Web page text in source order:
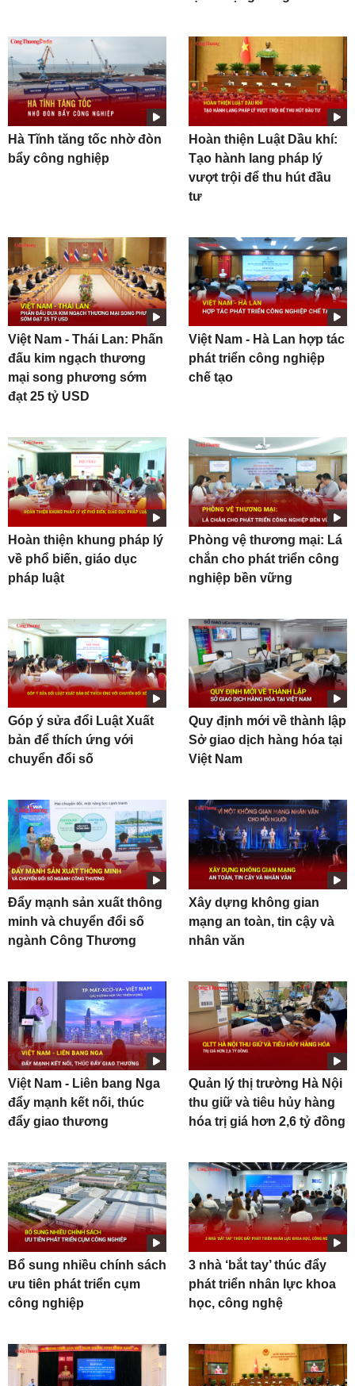
Hà Tĩnh tăng tốc nhờ đòn
bẩy công nghiệp
Hoàn thiện Luật Dầu khí:
Tạo hành lang pháp lý
vượt trội để thu hút đầu
tư
Việt Nam - Thái Lan: Phấn
đấu kim ngạch thương
mại song phương sớm
đạt 25 tỷ USD
Việt Nam - Hà Lan hợp tác
phát triển công nghiệp
chế tạo
Hoàn thiện khung pháp lý
về phổ biến, giáo dục
pháp luật
Phòng vệ thương mại: Lá
chắn cho phát triển công
nghiệp bền vững
Góp ý sửa đổi Luật Xuất
bản để thích ứng với
chuyển đổi số
Quy định mới về thành lập
Sở giao dịch hàng hóa tại
Việt Nam
Đẩy mạnh sản xuất thông
minh và chuyển đổi số
ngành Công Thương
Xây dựng không gian
mạng an toàn, tin cậy và
nhân văn
Việt Nam - Liên bang Nga
đẩy mạnh kết nối, thúc
đẩy giao thương
Quản lý thị trường Hà Nội
thu giữ và tiêu hủy hàng
hóa trị giá hơn 2,6 tỷ đồng
Bổ sung nhiều chính sách
ưu tiên phát triển cụm
công nghiệp
3 nhà ‘bắt tay’ thúc đẩy
phát triển nhân lực khoa
học, công nghệ